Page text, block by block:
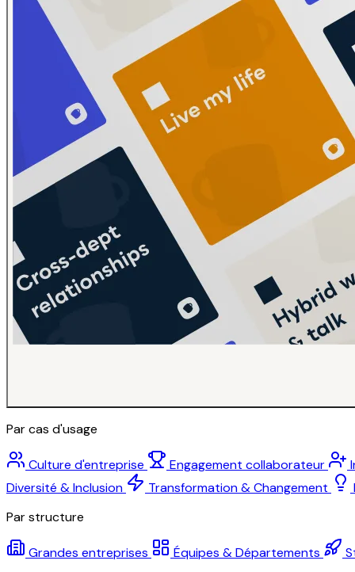
Par cas d'usage
Culture d'entreprise Engagement collaborateur
Diversité & Inclusion
Transformation & Changement
Par structure
Grandes entreprises Équipes & Départements